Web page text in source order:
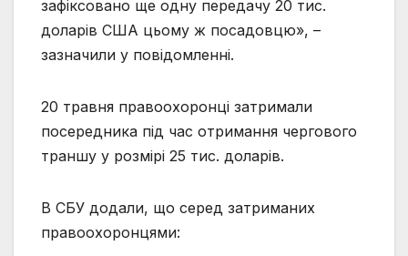
зафіксовано ще одну передачу 20 тис.
доларів США цьому ж посадовцю», –
зазначили у повідомленні.
20 травня правоохоронці затримали
посередника під час отримання чергового
траншу у розмірі 25 тис. доларів.
В СБУ додали, що серед затриманих
правоохоронцями: